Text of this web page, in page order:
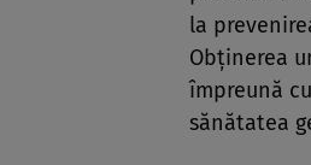
la
Obținerea
împreună
sănătatea